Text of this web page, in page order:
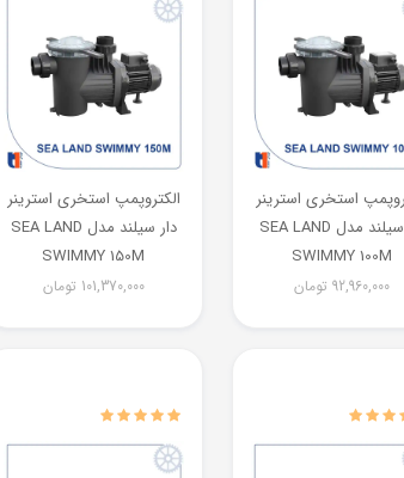
استخری استرینر
دار سیلند مدل SEA LAND
SWIMMY 100M
92,960,000 تومان
الکتروپمپ استخری استرینر
دار سیلند مدل SEA LAND
SWIMMY 150M
101,370,000 تومان